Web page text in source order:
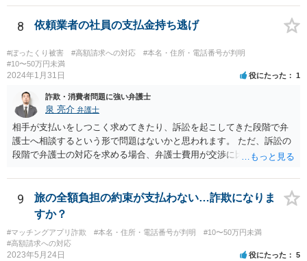
8 依頼業者の社員の支払金持ち逃げ
#ぼったくり被害 #高額請求への対応
#本名・住所・電話番号が判明
#10〜50万円未満
2024年1月31日 役にたった 1
詐欺・消費者問題に強い弁護士
泉 亮介 弁護士
相手が支払いをしつこく求めてきたり、訴訟を起こしてきた段階で弁
護士へ相談するという形で問題はないかと思われます。 ただ、訴訟の
段階で弁護士の対応を求める場合、弁護士費用が交渉に比べて高くな
のかを考えておく必要があるでしょう。
9
旅の全額負担の約束が支払わない…詐欺になりま
すか？
#マッチングアプリ詐欺 #本名・住所・電話番号が判明
#10〜50万円未満
#高額請求への対応
2023年5月24日 役にたった 5